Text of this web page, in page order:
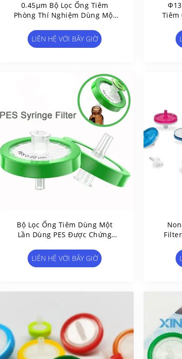
0.45μm Bộ Lọc Ống Tiêm
Phòng Thí Nghiệm Dùng Một
Nhựa
LIÊN HỆ VỚI BÂY GIỜ
Tiêm
Bộ Lọc Ống Tiêm Dùng Một
Lần Dùng PES Được Chứng
25mm / 33mm
LIÊN HỆ VỚI BÂY GIỜ